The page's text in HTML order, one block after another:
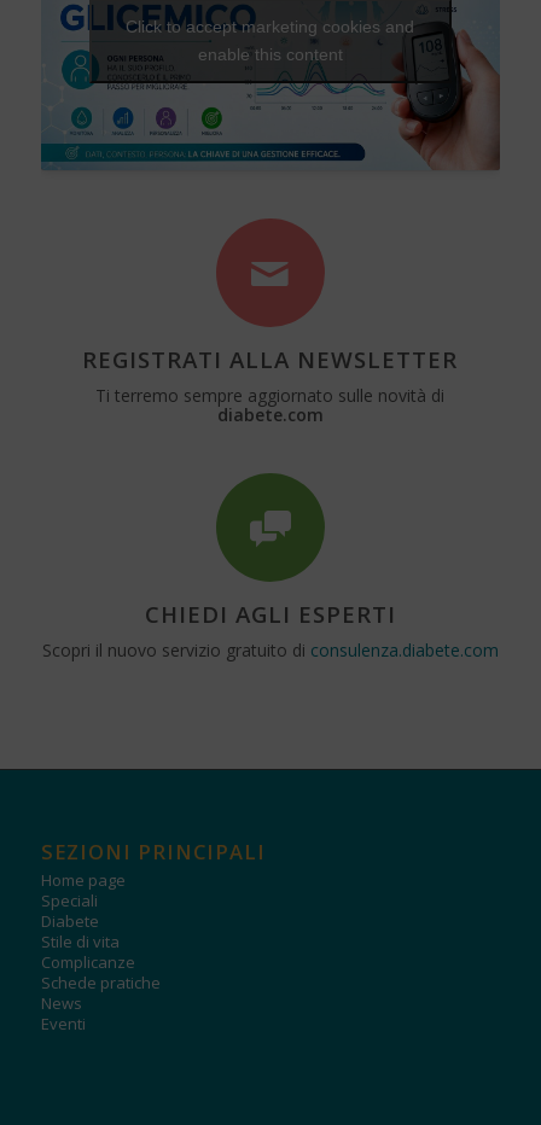
Click to accept marketing cookies and
enable this content
REGISTRATI ALLA NEWSLETTER
Ti terremo sempre aggiornato sulle novità di
diabete.com
CHIEDI AGLI ESPERTI
Scopri il nuovo servizio gratuito di consulenza.diabete.com
SEZIONI PRINCIPALI
Home page
Speciali
Diabete
Stile di vita
Complicanze
Schede pratiche
News
Eventi